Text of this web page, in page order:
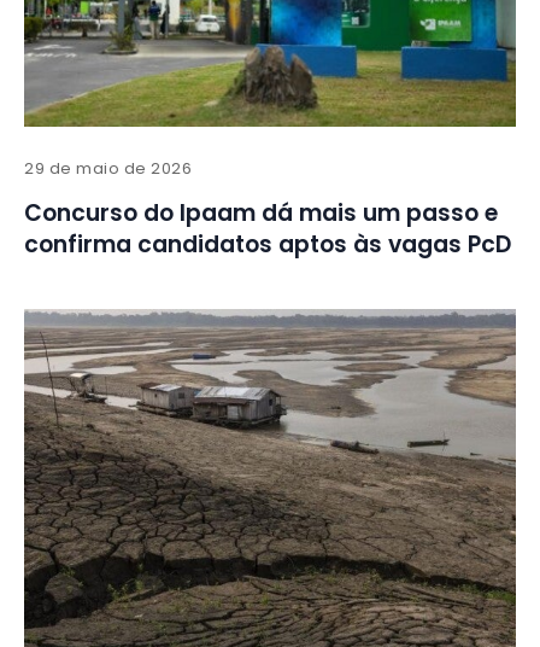
29 de maio de 2026
Concurso do Ipaam dá mais um passo e
confirma candidatos aptos às vagas PcD